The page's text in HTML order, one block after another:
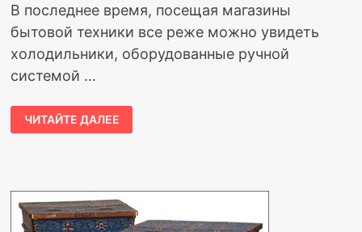
В последнее время, посещая магазины
бытовой техники все реже можно увидеть
холодильники, оборудованные ручной
системой …
ЧИТАЙТЕ ДАЛЕЕ